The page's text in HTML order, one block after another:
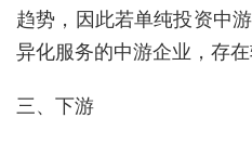
趋势，因此若单纯投资中
异化服务的中游企业，存在
三、下游